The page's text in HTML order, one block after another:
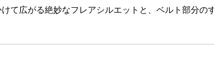
て広がる絶妙なフレアシルエットと、ベルト部分の